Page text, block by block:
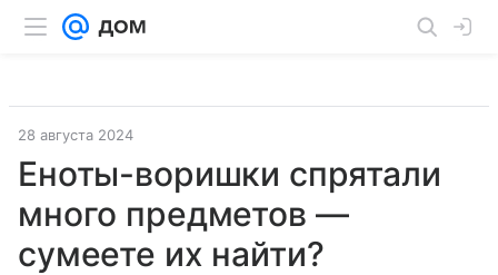
28 августа 2024
Еноты-воришки спрятали
много предметов —
сумеете их найти?